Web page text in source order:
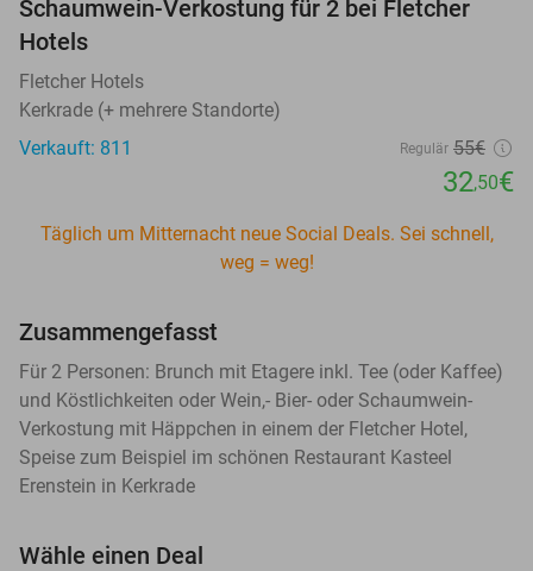
Schaumwein-Verkostung für 2 bei Fletcher
Hotels
Fletcher Hotels
Kerkrade (+ mehrere Standorte)
Verkauft: 811
Regulär 55€
32,50€
Täglich um Mitternacht neue Social Deals. Sei schnell,
weg = weg!
Zusammengefasst
Für 2 Personen: Brunch mit Etagere inkl. Tee (oder Kaffee)
und Köstlichkeiten oder Wein,- Bier- oder Schaumwein-
Verkostung mit Häppchen in einem der Fletcher Hotel,
Speise zum Beispiel im schönen Restaurant Kasteel
Erenstein in Kerkrade
Wähle einen Deal